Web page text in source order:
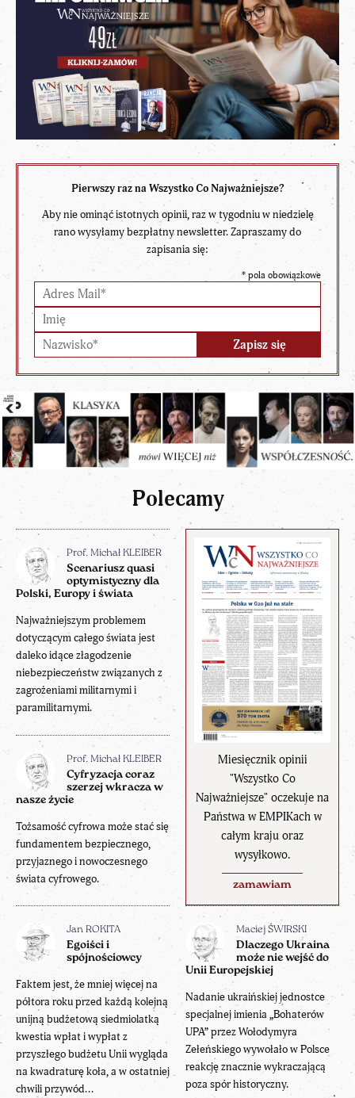
Pierwszy raz na Wszystko Co Najważniejsze?
Aby nie ominąć istotnych opinii, raz w tygodniu w niedzielę
rano wysyłamy bezpłatny newsletter. Zapraszamy do
zapisania się:
* pola obowiązkowe
Polecamy
Miesięcznik opinii
"Wszystko Co
Najważniejsze" oczekuje na
Państwa w EMPIKach w
całym kraju oraz
wysyłkowo.
zamawiam
Prof. Michał KLEIBER
Scenariusz quasi
optymistyczny dla
Polski, Europy i świata
Najważniejszym problemem
dotyczącym całego świata jest
daleko idące złagodzenie
niebezpieczeństw związanych z
zagrożeniami militarnymi i
paramilitarnymi.
Prof. Michał KLEIBER
Cyfryzacja coraz
szerzej wkracza w
nasze życie
Tożsamość cyfrowa może stać się
fundamentem bezpiecznego,
przyjaznego i nowoczesnego
świata cyfrowego.
Jan ROKITA
Egoiści i
spójnościowcy
Faktem jest, że mniej więcej na
półtora roku przed każdą kolejną
unijną budżetową siedmiolatką
kwestia wpłat i wypłat z
przyszłego budżetu Unii wygląda
na kwadraturę koła, a w ostatniej
chwili przywód...
Maciej ŚWIRSKI
Dlaczego Ukraina
może nie wejść do
Unii Europejskiej
Nadanie ukraińskiej jednostce
specjalnej imienia „Bohaterów
UPA” przez Wołodymyra
Zełeńskiego wywołało w Polsce
reakcję znacznie wykraczającą
poza spór historyczny.